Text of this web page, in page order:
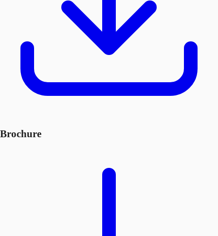
Brochure